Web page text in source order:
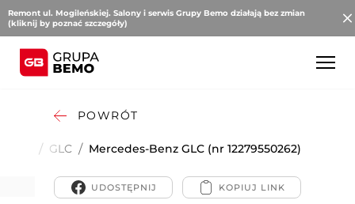
Remont ul. Mogileńskiej. Salony i serwis Grupy Bemo działają bez zmian
(kliknij by poznać szczegóły)
POWRÓT
/ GLC / Mercedes-Benz GLC (nr 12279550262)
UDOSTĘPNIJ